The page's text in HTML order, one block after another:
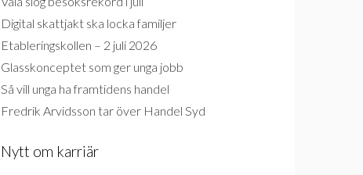
Digital skattjakt ska locka familjer
Etableringskollen – 2 juli 2026
Glasskonceptet som ger unga jobb
Så vill unga ha framtidens handel
Fredrik Arvidsson tar över Handel Syd
Nytt om karriär